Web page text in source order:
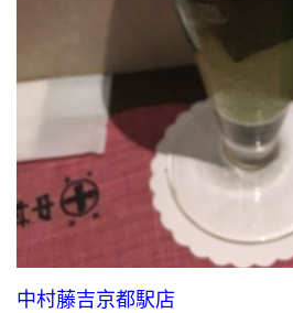
中村藤吉京都駅店